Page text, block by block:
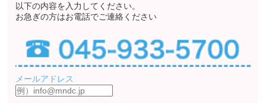
以下の内容を入力してください。
お急ぎの方はお電話でご連絡ください
メールアドレス